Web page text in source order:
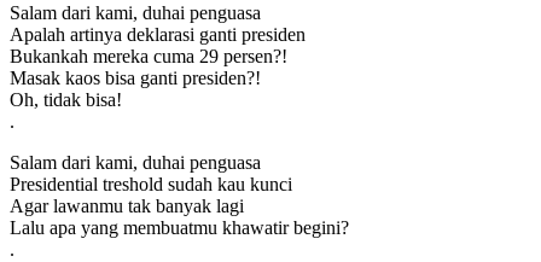
Salam dari kami, duhai penguasa
Apalah artinya deklarasi ganti presiden
Bukankah mereka cuma 29 persen?!
Masak kaos bisa ganti presiden?!
Oh, tidak bisa!
.
Salam dari kami, duhai penguasa
Presidential treshold sudah kau kunci
Agar lawanmu tak banyak lagi
Lalu apa yang membuatmu khawatir begini?
.